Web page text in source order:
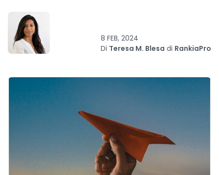
8 FEB, 2024
Di Teresa M. Blesa di RankiaPro